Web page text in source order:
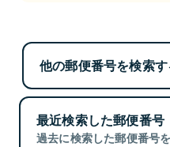
他の郵便番号を検索す
最近検索した郵便番号
過去に検索した郵便番号